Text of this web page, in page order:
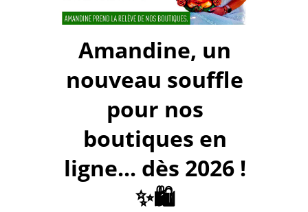
Amandine, un
nouveau souffle
pour nos
boutiques en
ligne... dès 2026 !
✨🛍️